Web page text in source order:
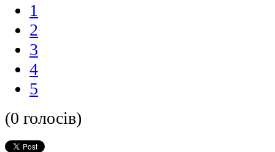
1
2
3
4
5
(0 голосів)